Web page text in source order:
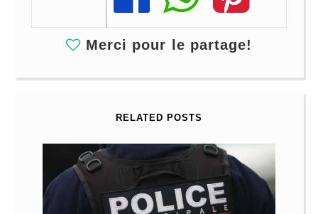
Merci pour le partage!
RELATED POSTS